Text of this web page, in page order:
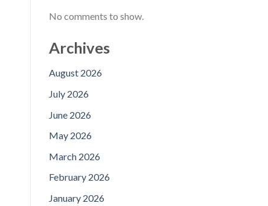
No comments to show.
Archives
August 2026
July 2026
June 2026
May 2026
March 2026
February 2026
January 2026